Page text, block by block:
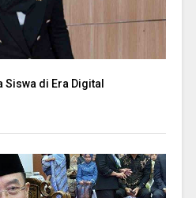
Siswa di Era Digital